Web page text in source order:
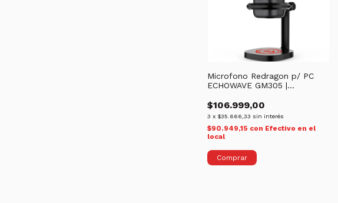
Microfono Redragon p/ PC
ECHOWAVE GM305 |
$106.999,00
3 x $35.666,33 sin interés
$90.949,15 con Efectivo en el
local